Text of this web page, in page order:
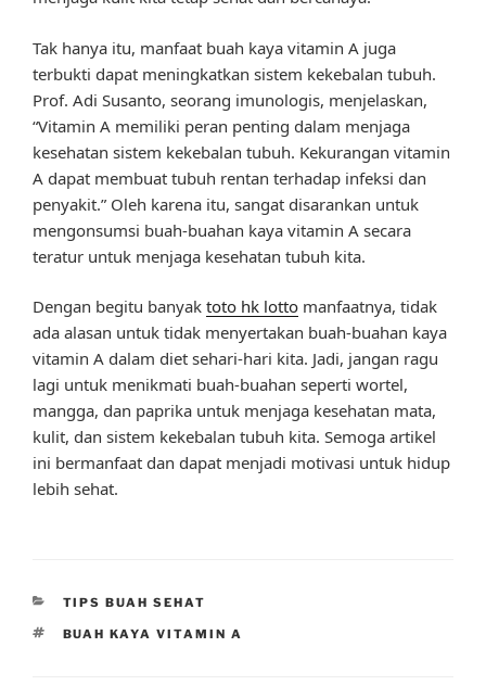
Tak hanya itu, manfaat buah kaya vitamin A juga
terbukti dapat meningkatkan sistem kekebalan tubuh.
Prof. Adi Susanto, seorang imunologis, menjelaskan,
“Vitamin A memiliki peran penting dalam menjaga
kesehatan sistem kekebalan tubuh. Kekurangan vitamin
A dapat membuat tubuh rentan terhadap infeksi dan
penyakit.” Oleh karena itu, sangat disarankan untuk
mengonsumsi buah-buahan kaya vitamin A secara
teratur untuk menjaga kesehatan tubuh kita.
Dengan begitu banyak toto hk lotto manfaatnya, tidak
ada alasan untuk tidak menyertakan buah-buahan kaya
vitamin A dalam diet sehari-hari kita. Jadi, jangan ragu
lagi untuk menikmati buah-buahan seperti wortel,
mangga, dan paprika untuk menjaga kesehatan mata,
kulit, dan sistem kekebalan tubuh kita. Semoga artikel
ini bermanfaat dan dapat menjadi motivasi untuk hidup
lebih sehat.
CATEGORIES
TIPS BUAH SEHAT
TAGS
BUAH KAYA VITAMIN A